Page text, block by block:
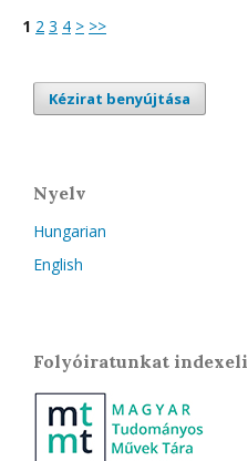
1 2 3 4 > >>
Kézirat benyújtása
Nyelv
Hungarian
English
Folyóiratunkat indexeli